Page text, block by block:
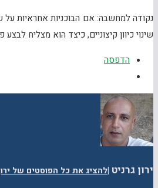
נקודה למחשבה: אם הבוכניות אחראיות על
שינוי כיוון קיצוניים, כיצד הוא מצליח לבצע
הדפסה
ירון גרניט |להציג את כל הפוסטים של